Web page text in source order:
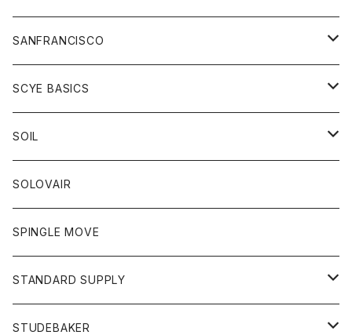
ニット
ベスト
ボトム
ワンピース
コート
パーカー
スカート
Tシャツ
トップス
Tシャツ
トレーナー
ボトム
ショートパンツ
スカート
レディース
スカート
Tシャツ
アクセサリー
バック
グッズ
靴
SANFRANCISCO
アウター
カーディガン
コート
グッズ
ネクタイ
グローブ
アクセサリー
トップス
カットソー
カーディガン
ボトム
ショートパンツ
レディース
SCYE BASICS
ボトム
ジーンズ
チノパン
トップス
ポロシャツ
ベスト
靴
SOIL
靴
ワンピース
トップス
カットソー
ボトム
SOLOVAIR
SPINGLE MOVE
STANDARD SUPPLY
財布
STUDEBAKER